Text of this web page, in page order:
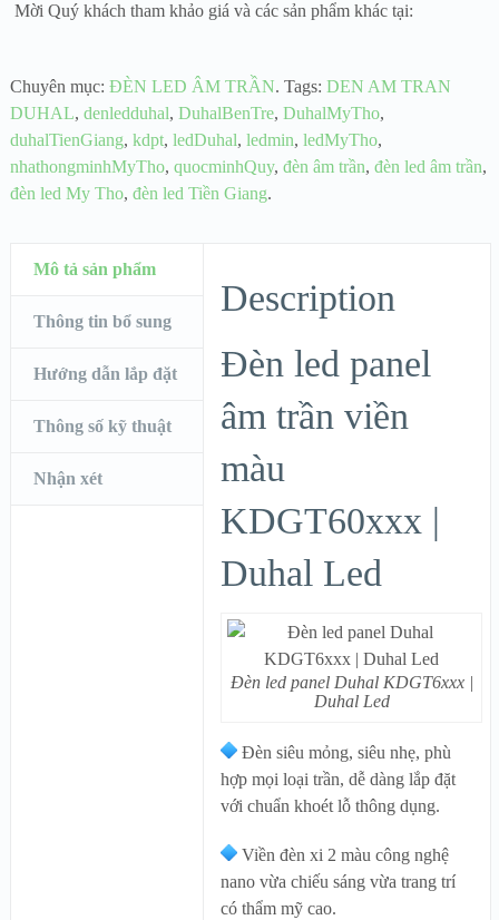
Mời Quý khách tham khảo giá và các sản phẩm khác tại:
Chuyên mục: ĐÈN LED ÂM TRẦN. Tags: DEN AM TRAN
DUHAL, denledduhal, DuhalBenTre, DuhalMyTho,
duhalTienGiang, kdpt, ledDuhal, ledmin, ledMyTho,
nhathongminhMyTho, quocminhQuy, đèn âm trần, đèn led âm trần,
đèn led My Tho, đèn led Tiền Giang.
Mô tả sản phẩm
Thông tin bổ sung
Hướng dẫn lắp đặt
Thông số kỹ thuật
Nhận xét
Description
Đèn led panel
âm trần viền
màu
KDGT60xxx |
Duhal Led
Đèn led panel Duhal KDGT6xxx |
Duhal Led
Đèn siêu mỏng, siêu nhẹ, phù
hợp mọi loại trần, dễ dàng lắp đặt
với chuẩn khoét lỗ thông dụng.
Viền đèn xi 2 màu công nghệ
nano vừa chiếu sáng vừa trang trí
có thẩm mỹ cao.